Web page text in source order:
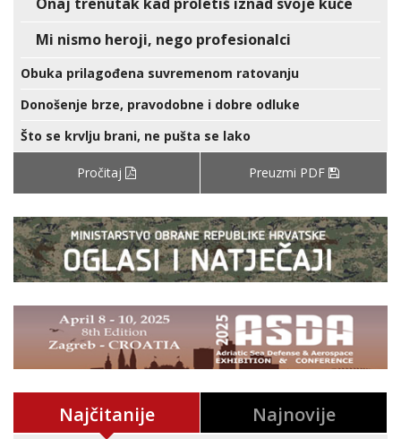
Mi nismo heroji, nego profesionalci
Obuka prilagođena suvremenom ratovanju
Donošenje brze, pravodobne i dobre odluke
Što se krvlju brani, ne pušta se lako
Pročitaj Preuzmi PDF
Najčitanije Najnovije